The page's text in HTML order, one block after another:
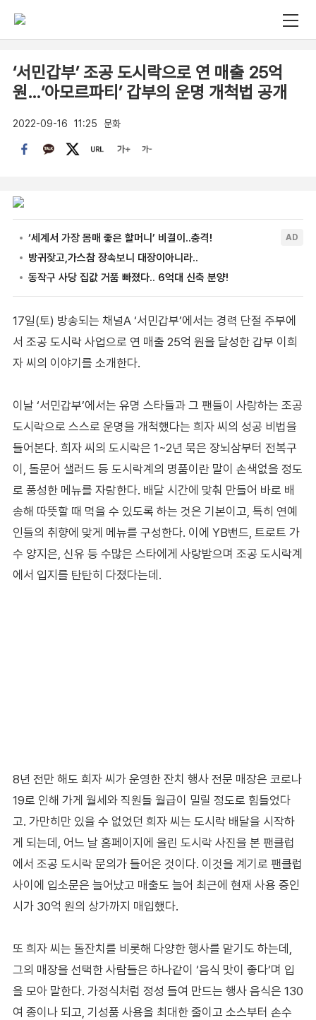
‘서민갑부’ 조공 도시락으로 연 매출 25억
원…‘아모르파티’ 갑부의 운명 개척법 공개
2022-09-16 11:25 문화
17일(토) 방송되는 채널A ‘서민갑부’에서는 경력 단절 주부에
서 조공 도시락 사업으로 연 매출 25억 원을 달성한 갑부 이희
자 씨의 이야기를 소개한다.
이날 ‘서민갑부’에서는 유명 스타들과 그 팬들이 사랑하는 조공
도시락으로 스스로 운명을 개척했다는 희자 씨의 성공 비법을
들어본다. 희자 씨의 도시락은 1~2년 묵은 장뇌삼부터 전복구
이, 돌문어 샐러드 등 도시락계의 명품이란 말이 손색없을 정도
로 풍성한 메뉴를 자랑한다. 배달 시간에 맞춰 만들어 바로 배
송해 따뜻할 때 먹을 수 있도록 하는 것은 기본이고, 특히 연예
인들의 취향에 맞게 메뉴를 구성한다. 이에 YB밴드, 트로트 가
수 양지은, 신유 등 수많은 스타에게 사랑받으며 조공 도시락계
에서 입지를 탄탄히 다졌다는데.
8년 전만 해도 희자 씨가 운영한 잔치 행사 전문 매장은 코로나
19로 인해 가게 월세와 직원들 월급이 밀릴 정도로 힘들었다
고. 가만히만 있을 수 없었던 희자 씨는 도시락 배달을 시작하
게 되는데, 어느 날 홈페이지에 올린 도시락 사진을 본 팬클럽
에서 조공 도시락 문의가 들어온 것이다. 이것을 계기로 팬클럽
사이에 입소문은 늘어났고 매출도 늘어 최근에 현재 사용 중인
시가 30억 원의 상가까지 매입했다.
또 희자 씨는 돌잔치를 비롯해 다양한 행사를 맡기도 하는데,
그의 매장을 선택한 사람들은 하나같이 ‘음식 맛이 좋다’며 입
을 모아 말한다. 가정식처럼 정성 들여 만드는 행사 음식은 130
여 종이나 되고, 기성품 사용을 최대한 줄이고 소스부터 손수